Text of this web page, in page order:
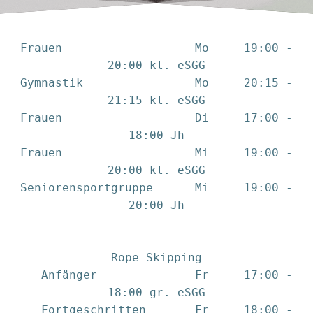
Frauen Mo 19:00 -
20:00 kl. eSGG
Gymnastik Mo 20:15 -
21:15 kl. eSGG
Frauen Di 17:00 -
18:00 Jh
Frauen Mi 19:00 -
20:00 kl. eSGG
Seniorensportgruppe Mi 19:00 -
20:00 Jh
Rope Skipping
Anfänger Fr 17:00 -
18:00 gr. eSGG
Fortgeschritten Fr 18:00 -